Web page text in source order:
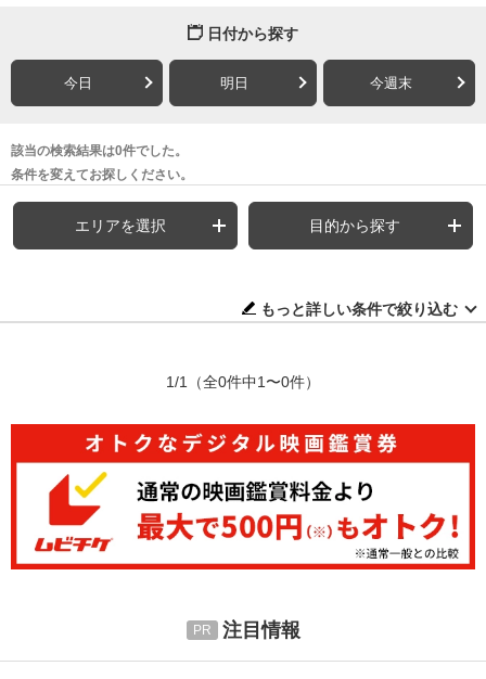
日付から探す
今日 明日 今週末
該当の検索結果は0件でした。
条件を変えてお探しください。
エリアを選択 目的から探す
もっと詳しい条件で絞り込む
1/1 （全0件中1〜0件）
注目情報